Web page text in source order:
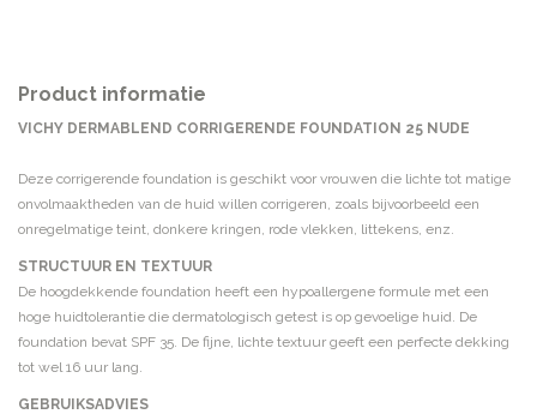
Product informatie
VICHY DERMABLEND CORRIGERENDE FOUNDATION 25 NUDE
Deze corrigerende foundation is geschikt voor vrouwen die lichte tot matige
onvolmaaktheden van de huid willen corrigeren, zoals bijvoorbeeld een
onregelmatige teint, donkere kringen, rode vlekken, littekens, enz.
STRUCTUUR EN TEXTUUR
De hoogdekkende foundation heeft een hypoallergene formule met een
hoge huidtolerantie die dermatologisch getest is op gevoelige huid. De
foundation bevat SPF 35. De fijne, lichte textuur geeft een perfecte dekking
tot wel 16 uur lang.
GEBRUIKSADVIES